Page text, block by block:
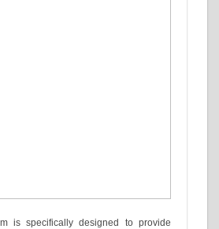
The Stimprosystem is specifically designed